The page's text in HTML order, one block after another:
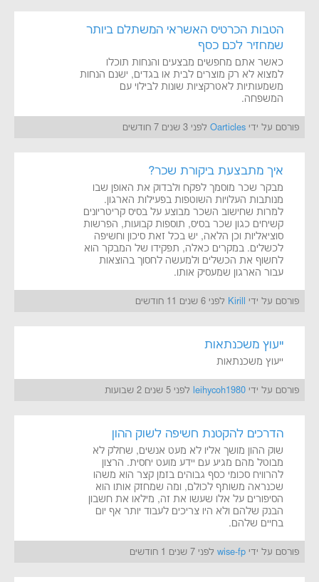
הטבות הכרטיס האשראי המשתלם ביותר
שמחזיר לכם כסף
כאשר אתם מחפשים מבצעים והנחות תוכלו
למצוא לא רק מוצרים לבית או בגדים, ישנם הנחות
משמעותיות לאטרקציות שונות לבילוי עם
המשפחה.
פורסם על ידי Oarticles לפני 3 שנים 7 חודשים
איך מתבצעת ביקורת שכר?
מבקר שכר מוסמך לפקח ולבדוק את האופן שבו
מנותבות העלויות השוטפות בפעילות הארגון.
למרות שחישוב השכר מבוצע על בסיס קריטריונים
קשיחים כגון שכר בסיס, תוספות קבועות, הפרשות
סוציאליות וכן הלאה, יש בכל זאת סיכון וחשיפה
לכשלים. במקרים כאלה, תפקידו של המבקר הוא
לחשוף את הכשלים ולמעשה לחסוך בהוצאות
עבור הארגון שמעסיק אותו.
פורסם על ידי Kirill לפני 6 שנים 11 חודשים
ייעוץ משכנתאות
ייעוץ משכנתאות
פורסם על ידי leihycoh1980 לפני 5 שנים 2 שבועות
הדרכים להקטנת חשיפה לשוק ההון
שוק ההון מושך אליו לא מעט אנשים, שחלק לא
מבוטל מהם מגיע עם יידע מועט יחסית. הרצון
להרוויח סכומי כסף גבוהים בזמן קצר הוא משהו
שכנראה משותף לכולם, ומה שמחזק אותו הוא
הסיפורים על אלו שעשו את זה, מילאו את חשבון
הבנק שלהם ולא היו צריכים לעבוד יותר אף יום
בחיים שלהם.
פורסם על ידי wise-fp לפני 7 שנים 1 חודשים